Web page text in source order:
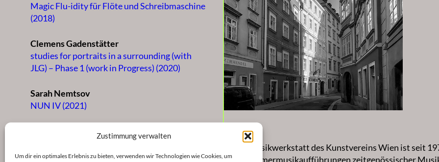
Zustimmung verwalten
Um dir ein optimales Erlebnis zu bieten, verwenden wir Technologien wie Cookies, um
Magic Flu-idity für Flöte und Schreibmaschine
(2018)
Clemens Gadenstätter
studies for portraits in a surrounding (with
JLG) – Phase 1 (work in Progress) (2020)
Sarah Nemtsov
NUN IV (2021)
Haukur Þor Harðarson
Die Musikwerkstatt des Kunstvereins Wien ist seit
zu Kammermusikaufführungen zeitgenössischer